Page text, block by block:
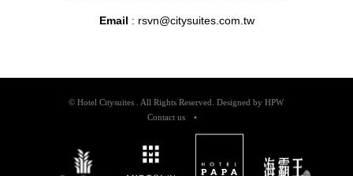
Email : rsvn@citysuites.com.tw
© Hotel Citysuites . All Rights Reserved. Designed byHPW
Contact us
•